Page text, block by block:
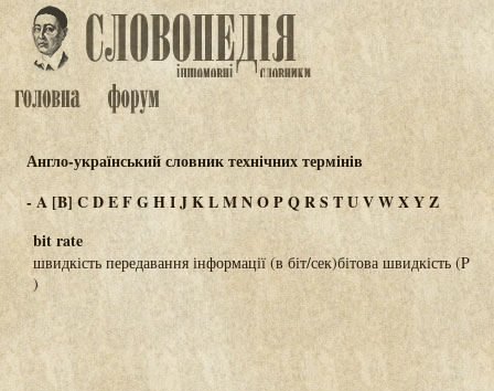
Англо-український словник технічних термінів
-A [B] CDEFGHIJKLMNOPQRSTUVWXYZ
bit rate
швидкість передавання інформації (в біт/сек)бітова швидкість (P
)